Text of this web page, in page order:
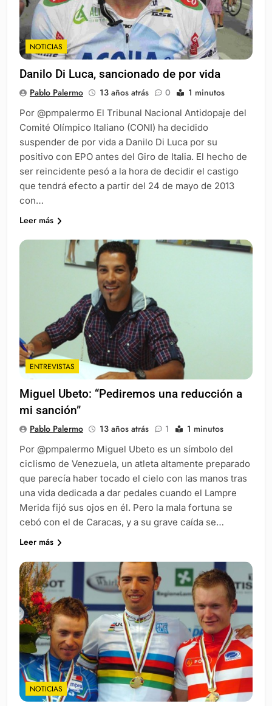
NOTICIAS
Danilo Di Luca, sancionado de por vida
Pablo Palermo 13 años atrás 0 1 minutos
Por @pmpalermo El Tribunal Nacional Antidopaje del
Comité Olímpico Italiano (CONI) ha decidido
suspender de por vida a Danilo Di Luca por su
positivo con EPO antes del Giro de Italia. El hecho de
ser reincidente pesó a la hora de decidir el castigo
que tendrá efecto a partir del 24 de mayo de 2013
con…
Leer más
ENTREVISTAS
Miguel Ubeto: “Pediremos una reducción a
mi sanción”
Pablo Palermo 13 años atrás 1 1 minutos
Por @pmpalermo Miguel Ubeto es un símbolo del
ciclismo de Venezuela, un atleta altamente preparado
que parecía haber tocado el cielo con las manos tras
una vida dedicada a dar pedales cuando el Lampre
Merida fijó sus ojos en él. Pero la mala fortuna se
cebó con el de Caracas, y a su grave caída se…
Leer más
NOTICIAS